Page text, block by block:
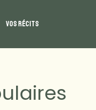
VOS RÉCITS